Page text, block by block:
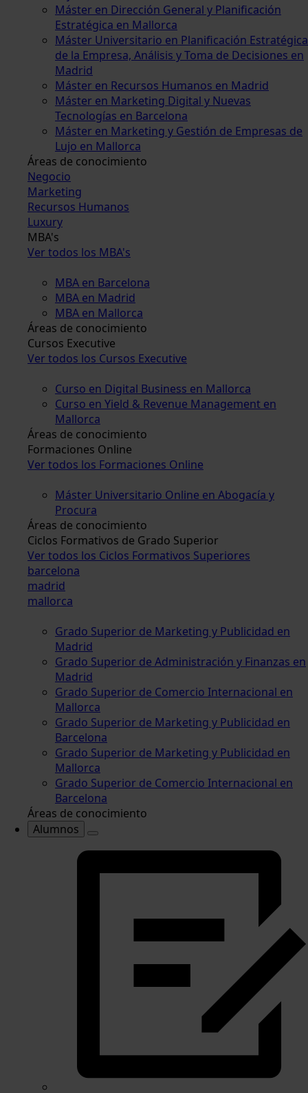
Máster en Dirección General y Planificación
Estratégica en Mallorca
Máster Universitario en Planificación Estratégica
de la Empresa, Análisis y Toma de Decisiones en
Madrid
Máster en Recursos Humanos en Madrid
Máster en Marketing Digital y Nuevas
Tecnologías en Barcelona
Máster en Marketing y Gestión de Empresas de
Lujo en Mallorca
Áreas de conocimiento
Negocio
Marketing
Recursos Humanos
Luxury
MBA's
Ver todos los MBA's
MBA en Barcelona
MBA en Madrid
MBA en Mallorca
Áreas de conocimiento
Cursos Executive
Ver todos los Cursos Executive
Curso en Digital Business en Mallorca
Curso en Yield & Revenue Management en
Mallorca
Áreas de conocimiento
Formaciones Online
Ver todos los Formaciones Online
Máster Universitario Online en Abogacía y
Procura
Áreas de conocimiento
Ciclos Formativos de Grado Superior
Ver todos los Ciclos Formativos Superiores
barcelona
madrid
mallorca
Grado Superior de Marketing y Publicidad en
Madrid
Grado Superior de Administración y Finanzas en
Madrid
Grado Superior de Comercio Internacional en
Mallorca
Grado Superior de Marketing y Publicidad en
Barcelona
Grado Superior de Marketing y Publicidad en
Mallorca
Grado Superior de Comercio Internacional en
Barcelona
Áreas de conocimiento
Alumnos